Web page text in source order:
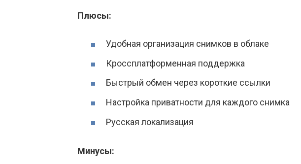
Плюсы:
Удобная организация снимков в облаке
Кроссплатформенная поддержка
Быстрый обмен через короткие ссылки
Настройка приватности для каждого снимка
Русская локализация
Минусы: